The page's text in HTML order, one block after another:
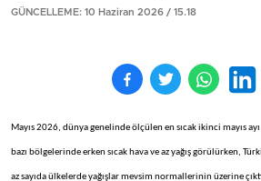
GÜNCELLEME: 10 Haziran 2026 / 15.18
Mayıs 2026, dünya genelinde ölçülen en sıcak ikinci mayıs
bazı bölgelerinde erken sıcak hava ve az yağış görülürken,
az sayıda ülkelerde yağışlar mevsim normallerinin üzerine